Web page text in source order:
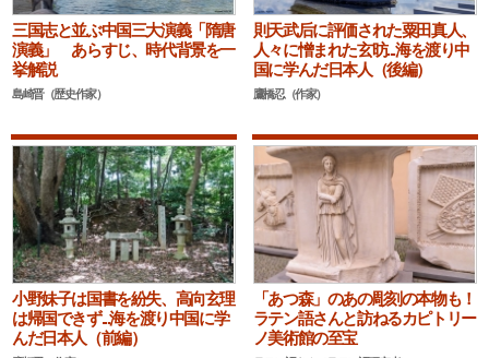
三国志と並ぶ中国三大演義「隋唐
演義」 あらすじ、時代背景を一
挙解説
島崎晋（歴史作家）
則天武后に評価された粟田真人、
人々に憎まれた玄昉...海を渡り中
国に学んだ日本人（後編）
鷹橋忍（作家）
小野妹子は国書を紛失、高向玄理
は帰国できず...海を渡り中国に学
んだ日本人（前編）
「あつ森」のあの彫刻の本物も！
ラテン語さんと訪ねるカピトリー
ノ美術館の至宝